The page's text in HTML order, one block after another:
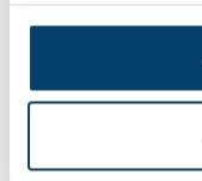
Contact
E-mail:
KVK nummer: